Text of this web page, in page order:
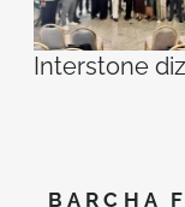
Interstone
BARCHA